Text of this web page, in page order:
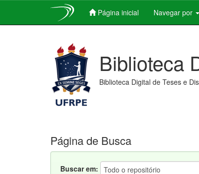
Página inicial Navegar por
Biblioteca
Biblioteca Digital de Teses e
Página de Busca
Buscar em: